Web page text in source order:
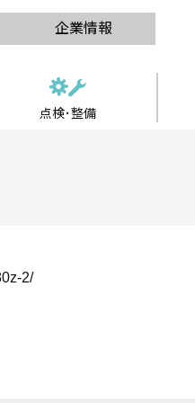
企業情報
点検･整備
2/